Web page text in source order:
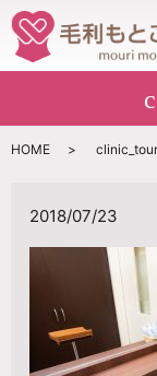
HOME
2018/07/23